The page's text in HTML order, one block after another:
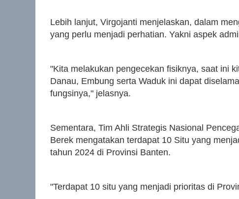
Lebih lanjut, Virgojanti menjelaskan, dalam
yang perlu menjadi perhatian. Yakni aspek
"Kita melakukan pengecekan fisiknya, saat ini
Danau, Embung serta Waduk ini dapat
fungsinya," jelasnya.
Sementara, Tim Ahli Strategis Nasional
Berek mengatakan terdapat 10 Situ yang
tahun 2024 di Provinsi Banten.
"Terdapat 10 situ yang menjadi prioritas di